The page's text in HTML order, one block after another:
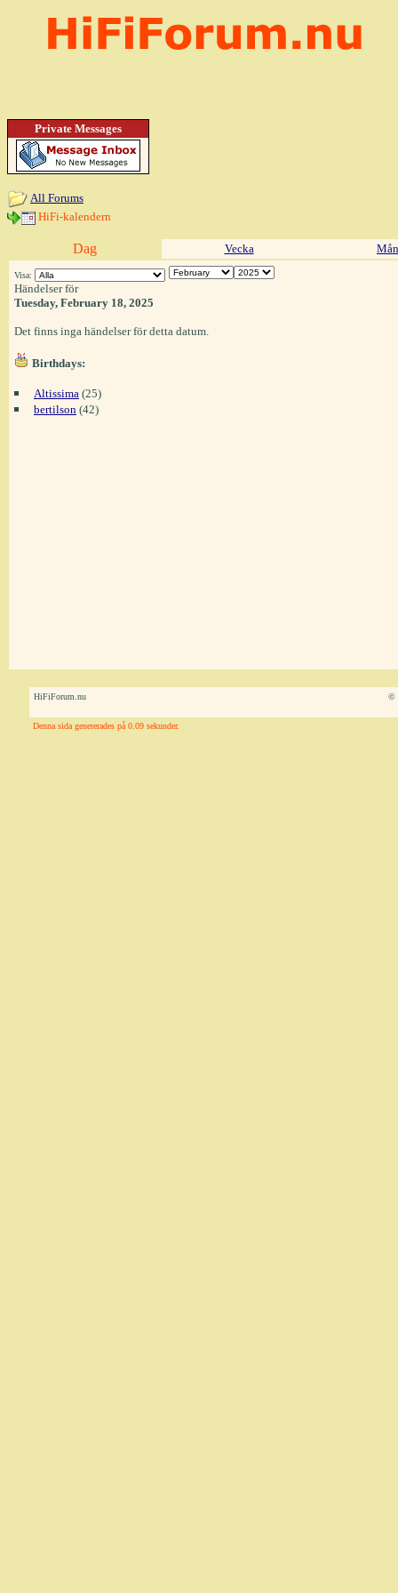
Private Messages
All Forums
HiFi-kalendern
Dag Vecka
Visa:
Händelser för
Tuesday, February 18, 2025
Det finns inga händelser för detta datum.
Birthdays:
Altissima (25)
bertilson (42)
HiFiForum.nu ©
Denna sida genererades på 0.09 sekunder.